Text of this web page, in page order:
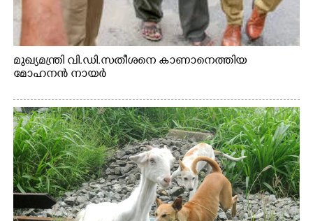
മുഖ്യമന്ത്രി വി.ഡി.സതീശനെ കാണാനെത്തിയ
മോഹനൻ നായർ